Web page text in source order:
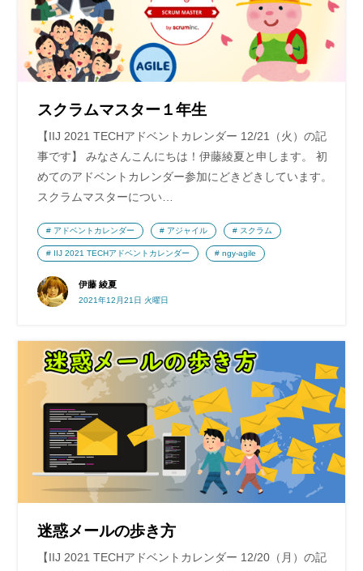
スクラムマスター１年生
【IIJ 2021 TECHアドベントカレンダー 12/21（火）の記
事です】 みなさんこんにちは！伊藤綾夏と申します。 初
めてのアドベントカレンダー参加にどきどきしています。
スクラムマスターについ…
伊藤 綾夏
2021年12月21日 火曜日
アドベントカレンダー アジャイル スクラム
IIJ 2021 TECHアドベントカレンダー ngy-agile
迷惑メールの歩き方
【IIJ 2021 TECHアドベントカレンダー 12/20（月）の記